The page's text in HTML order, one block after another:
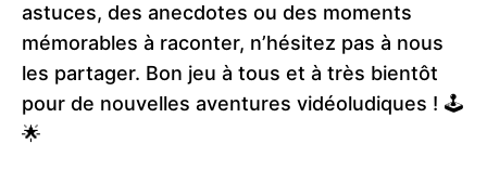
astuces, des anecdotes ou des moments
mémorables à raconter, n’hésitez pas à nous
les partager. Bon jeu à tous et à très bientôt
pour de nouvelles aventures vidéoludiques ! 🕹️
🌟